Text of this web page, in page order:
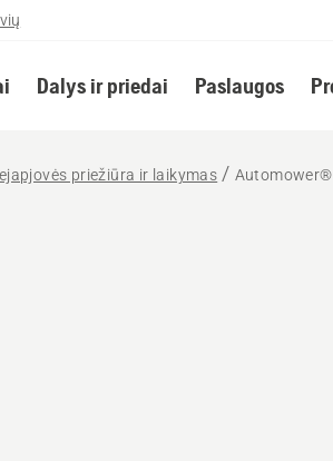
Dalys ir priedai Paslaugos
priežiūra ir laikymas